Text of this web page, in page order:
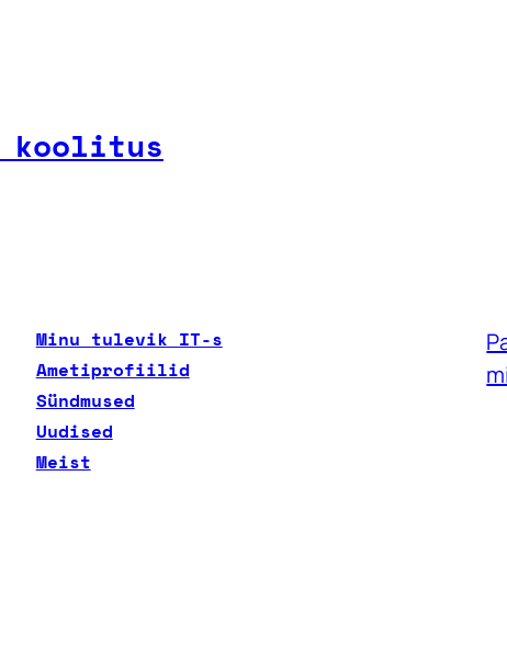
koolitus
Minu tulevik IT-s
Ametiprofiilid
Sündmused
Uudised
Meist